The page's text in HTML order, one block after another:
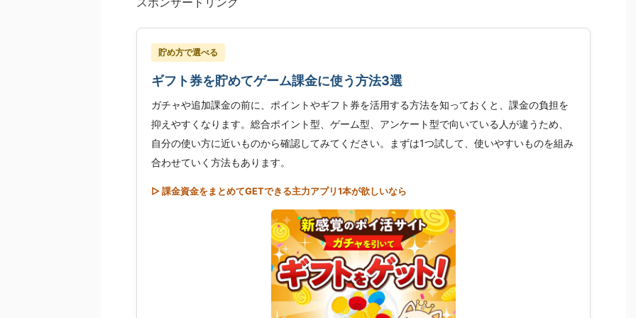
貯め方で選べる
ギフト券を貯めてゲーム課金に使う方法3選
ガチャや追加課金の前に、ポイントやギフト券を活用する方法を知っておくと、課金の負担を
抑えやすくなります。総合ポイント型、ゲーム型、アンケート型で向いている人が違うため、
自分の使い方に近いものから確認してみてください。まずは1つ試して、使いやすいものを組み
合わせていく方法もあります。
▷ 課金資金をまとめてGETできる主力アプリ1本が欲しいなら